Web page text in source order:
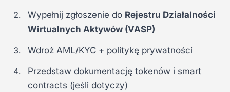
Wypełnij zgłoszenie do Rejestru Działalności
Wirtualnych Aktywów (VASP)
Wdroż AML/KYC + politykę prywatności
Przedstaw dokumentację tokenów i smart
contracts (jeśli dotyczy)